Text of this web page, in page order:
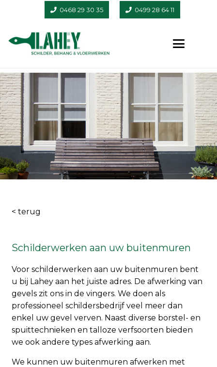
0468 29 30 35 0499 28 64 11
< terug
Schilderwerken aan uw buitenmuren
Voor schilderwerken aan uw buitenmuren bent
u bij Lahey aan het juiste adres. De afwerking van
gevels zit ons in de vingers. We doen als
professioneel schildersbedrijf veel meer dan
enkel uw gevel verven. Naast diverse borstel- en
spuittechnieken en talloze verfsoorten bieden
we ook andere types afwerking aan.
We kunnen uw buitenmuren afwerken met